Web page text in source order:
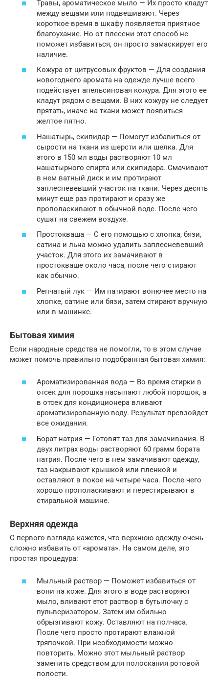
Травы, ароматическое мыло — Их просто кладут
между вещами или подвешивают. Через
короткое время в шкафу появляется приятное
благоухание. Но от плесени этот способ не
поможет избавиться, он просто замаскирует его
наличие.
Кожура от цитрусовых фруктов — Для создания
новогоднего аромата на одежде лучше всего
подействует апельсиновая кожура. Для этого ее
кладут рядом с вещами. В них кожуру не следует
прятать, иначе на ткани может появиться
желтое пятно.
Нашатырь, скипидар — Помогут избавиться от
сырости на ткани из шерсти или шелка. Для
этого в 150 мл воды растворяют 10 мл
нашатырного спирта или скипидара. Смачивают
в нем ватный диск и им протирают
заплесневевший участок на ткани. Через десять
минут еще раз протирают и сразу же
прополаскивают в обычной воде. После чего
сушат на свежем воздухе.
Простокваша — С его помощью с хлопка, бязи,
сатина и льна можно удалить заплесневевший
участок. Для этого их замачивают в
простокваше около часа, после чего стирают
как обычно.
Репчатый лук — Им натирают вонючее место на
хлопке, сатине или бязи, затем стирают вручную
или в машинке.
Бытовая химия
Если народные средства не помогли, то в этом случае
может помочь правильно подобранная бытовая химия:
Ароматизированная вода — Во время стирки в
отсек для порошка насыпают любой порошок, а
в отсек для кондиционера вливают
ароматизированную воду. Результат превзойдет
все ожидания.
Борат натрия — Готовят таз для замачивания. В
двух литрах воды растворяют 60 грамм бората
натрия. После чего в нем замачивают одежду,
таз накрывают крышкой или пленкой и
оставляют в покое на четыре часа. После чего
хорошо прополаскивают и перестирывают в
стиральной машине.
Верхняя одежда
С первого взгляда кажется, что верхнюю одежду очень
сложно избавить от «аромата». На самом деле, это
простая процедура:
Мыльный раствор — Поможет избавиться от
вони на коже. Для этого в воде растворяют
мыло, вливают этот раствор в бутылочку с
пульверизатором. Затем им обильно
обрызгивают кожу. Оставляют на полчаса.
После чего просто протирают влажной
тряпочкой. При необходимости можно
повторить. Можно этот мыльный раствор
заменить средством для полоскания ротовой
полости.